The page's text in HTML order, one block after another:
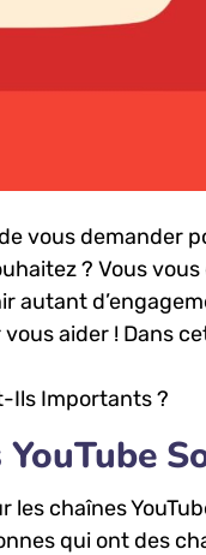
vous demander
? Vous
autant
aider ! Dans
les chaînes
qui ont des⁣